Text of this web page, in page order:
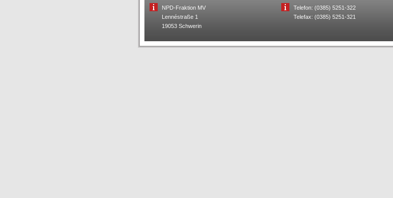
NPD-Fraktion MV
Lennéstraße 1
19053 Schwerin
Telefon: (0385) 5251-322
Telefax: (0385) 5251-321